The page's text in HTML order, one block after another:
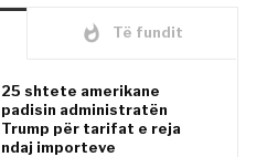
whatshot Të fundit
25 shtete amerikane
padisin administratën
Trump për tarifat e reja
ndaj importeve